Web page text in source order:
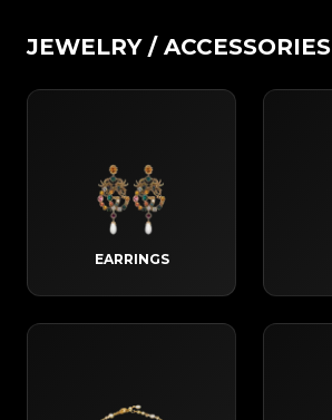
JEWELRY / ACCESSORIES
EARRINGS